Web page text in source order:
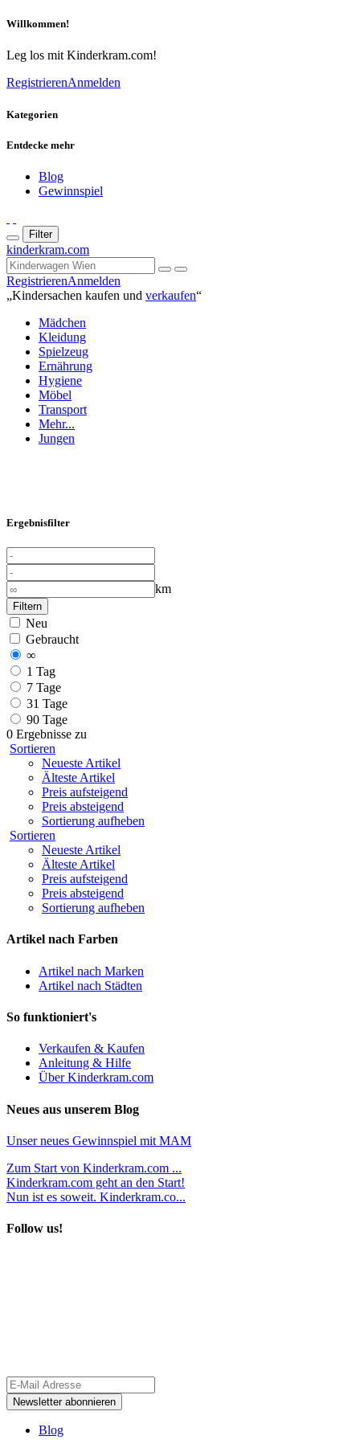
Willkommen!
Leg los mit Kinderkram.com!
RegistrierenAnmelden
Kategorien
Entdecke mehr
Blog
Gewinnspiel
Filter
kinderkram.com
RegistrierenAnmelden
„Kindersachen kaufen und verkaufen“
Mädchen
Kleidung
Spielzeug
Ernährung
Hygiene
Möbel
Transport
Mehr...
Jungen
Ergebnisfilter
km
Filtern
Neu
Gebraucht
∞
1 Tag
7 Tage
31 Tage
90 Tage
0 Ergebnisse zu
Sortieren
Neueste Artikel
Älteste Artikel
Preis aufsteigend
Preis absteigend
Sortierung aufheben
Sortieren
Neueste Artikel
Älteste Artikel
Preis aufsteigend
Preis absteigend
Sortierung aufheben
Artikel nach Farben
Artikel nach Marken
Artikel nach Städten
So funktioniert's
Verkaufen & Kaufen
Anleitung & Hilfe
Über Kinderkram.com
Neues aus unserem Blog
Unser neues Gewinnspiel mit MAM
Zum Start von Kinderkram.com ...
Kinderkram.com geht an den Start!
Nun ist es soweit. Kinderkram.co...
Follow us!
Blog